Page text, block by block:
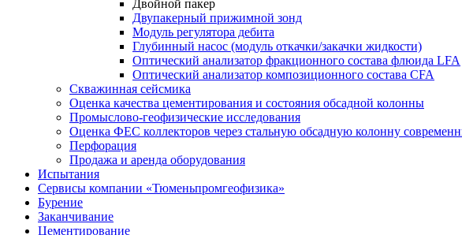
Двойной пакер
Двупакерный прижимной зонд
Модуль регулятора дебита
Глубинный насос (модуль откачки/закачки жидкости)
Оптический анализатор фракционного состава флюида LFA
Оптический анализатор композиционного состава CFA
Скважинная сейсмика
Оценка качества цементирования и состояния обсадной колонны
Промыслово-геофизические исследования
Оценка ФЕС коллекторов через стальную обсадную колонну
Перфорация
Продажа и аренда оборудования
Испытания
Сервисы компании «Тюменьпромгеофизика»
Бурение
Заканчивание
Цементирование